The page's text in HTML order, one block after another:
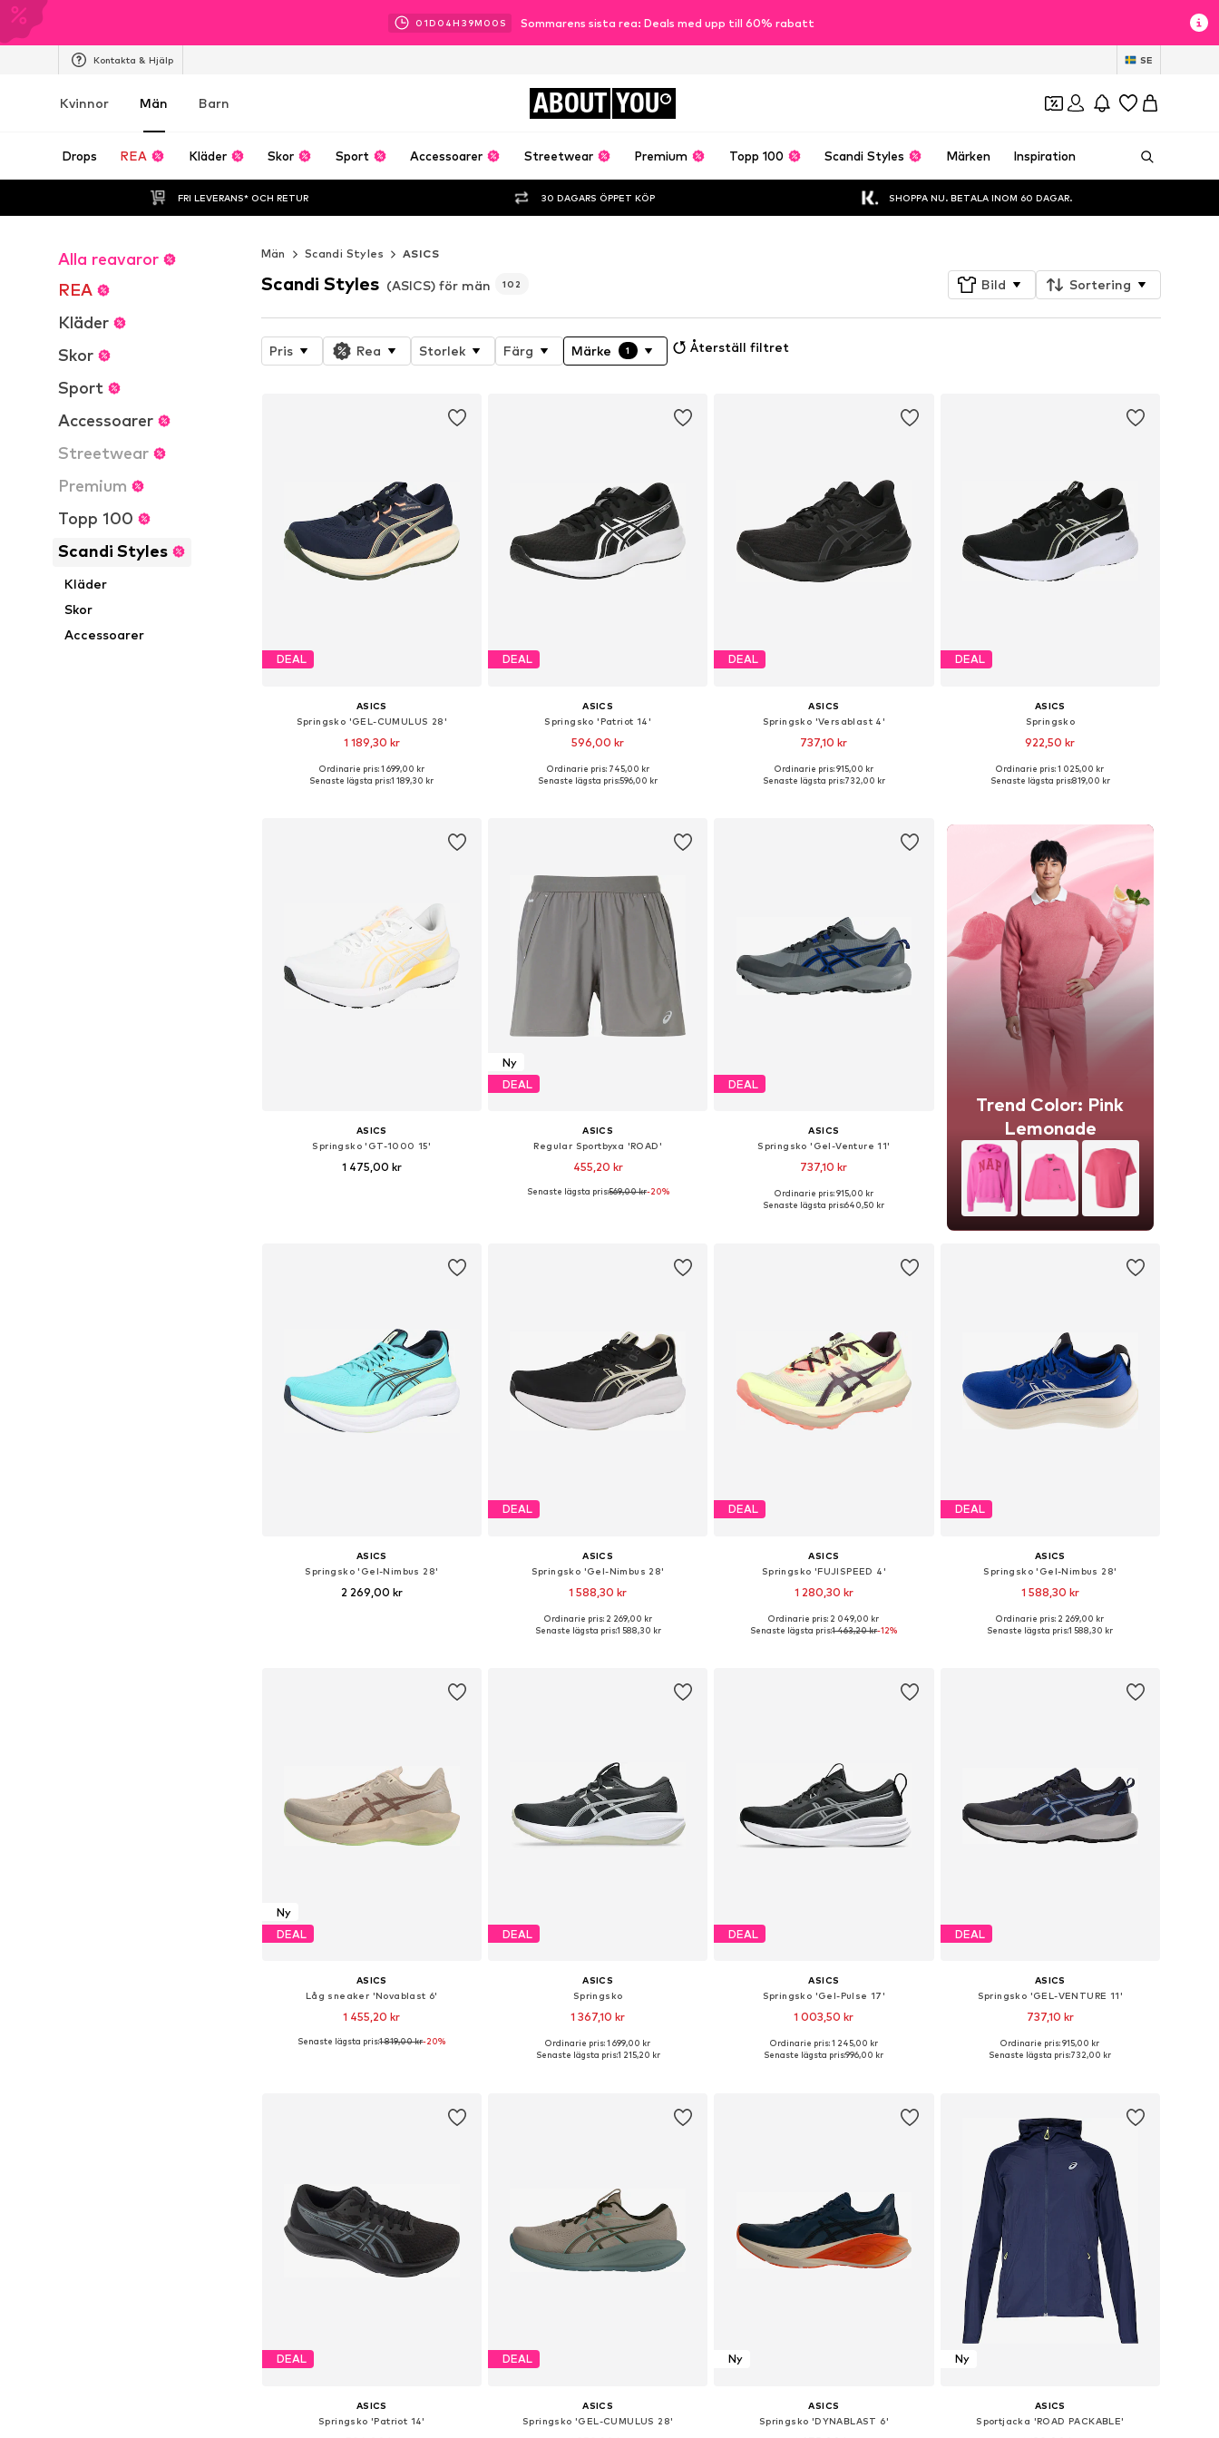
01D 04H 38M 58 S Sommarens sista rea: Deals med upp till 60% rabatt
Kontakta & Hjälp SE
Kvinnor Män Barn ABOUT YOU
Drops REA Kläder Skor Sport Accessoarer Streetwear Premium Topp 100 Scandi Styles Märken Inspiration
FRI LEVERANS* OCH RETUR 30 DAGARS ÖPPET KÖP SHOPPA NU. BETALA INOM 60 DAGAR.
Alla reavaror
REA
Kläder
Skor
Sport
Accessoarer
Streetwear
Premium
Topp 100
Scandi Styles
Kläder
Skor
Accessoarer
Män Scandi Styles ASICS
Scandi Styles (ASICS) för män 102 Bild Sortering
Pris Rea Storlek Färg Märke 1 Återställ filtret
DEAL
ASICS
Springsko 'GEL-CUMULUS 28'
1 189,30 kr
+3
Tillgänglig i många storlekar
Ordinarie pris: 1 699,00 kr
Senaste lägsta pris:1 189,30 kr
DEAL
ASICS
Springsko 'Patriot 14'
596,00 kr
Tillgänglig i många storlekar
Ordinarie pris: 745,00 kr
Senaste lägsta pris:596,00 kr
DEAL
ASICS
Springsko 'Versablast 4'
737,10 kr
Tillgänglig i många storlekar
Ordinarie pris: 915,00 kr
Senaste lägsta pris:732,00 kr
DEAL
ASICS
Springsko
922,50 kr
Tillgänglig i många storlekar
Ordinarie pris: 1 025,00 kr
Senaste lägsta pris:819,00 kr
ASICS
Springsko 'GT-1000 15'
1 475,00 kr
Ny
DEAL
ASICS
Regular Sportbyxa 'ROAD'
455,20 kr
Tillgängliga storlekar: S, M, L
Senaste lägsta pris:569,00 kr-20%
DEAL
ASICS
Springsko 'Gel-Venture 11'
737,10 kr
+ 2
Tillgänglig i många storlekar
Ordinarie pris: 915,00 kr
Senaste lägsta pris:640,50 kr
Trend Color: Pink
Lemonade
ASICS
Springsko 'Gel-Nimbus 28'
2 269,00 kr
DEAL
ASICS
Springsko 'Gel-Nimbus 28'
1 588,30 kr
+5
Tillgänglig i många storlekar
Ordinarie pris: 2 269,00 kr
Senaste lägsta pris:1 588,30 kr
DEAL
ASICS
Springsko 'FUJISPEED 4'
1 280,30 kr
Tillgänglig i många storlekar
Ordinarie pris: 2 049,00 kr
Senaste lägsta pris:1 463,20 kr-12%
DEAL
ASICS
Springsko 'Gel-Nimbus 28'
1 588,30 kr
+5
Tillgänglig i många storlekar
Ordinarie pris: 2 269,00 kr
Senaste lägsta pris:1 588,30 kr
Ny
DEAL
ASICS
Låg sneaker 'Novablast 6'
1 455,20 kr
Tillgänglig i många storlekar
Senaste lägsta pris:1 819,00 kr-20%
DEAL
ASICS
Springsko
1 367,10 kr
+3
Tillgänglig i många storlekar
Ordinarie pris: 1 699,00 kr
Senaste lägsta pris:1 215,20 kr
DEAL
ASICS
Springsko 'Gel-Pulse 17'
1 003,50 kr
Tillgänglig i många storlekar
Ordinarie pris: 1 245,00 kr
Senaste lägsta pris:996,00 kr
DEAL
ASICS
Springsko 'GEL-VENTURE 11'
737,10 kr
+ 2
Tillgänglig i många storlekar
Ordinarie pris: 915,00 kr
Senaste lägsta pris:732,00 kr
DEAL
ASICS
Springsko 'Patriot 14'
DEAL
ASICS
Springsko 'GEL-CUMULUS 28'
Ny
ASICS
Springsko 'DYNABLAST 6'
Ny
ASICS
Sportjacka 'ROAD PACKABLE'